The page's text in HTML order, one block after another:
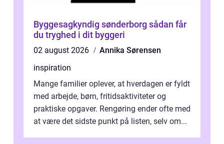
Byggesagkyndig sønderborg sådan får
du tryghed i dit byggeri
02 august 2026
Annika Sørensen
inspiration
Mange familier oplever, at hverdagen er fyldt
med arbejde, børn, fritidsaktiviteter og
praktiske opgaver. Rengøring ender ofte med
at være det sidste punkt på listen, selv om...